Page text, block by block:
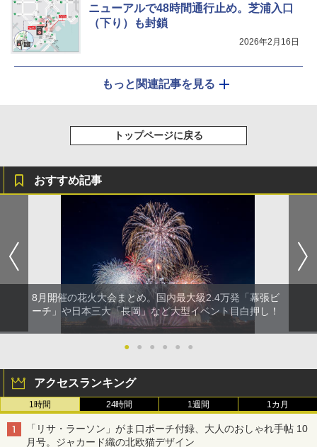
ニューアルで48時間通行止め。芝浦入口
（下り）も封鎖
2026年2月16日
もっと関連記事を見る
トップページに戻る
おすすめ記事
8月開催の花火大会まとめ。国内最大級2.4万発「幕張ビ
ーチ」や日本三大「長岡」など大型イベント目白押し！
● ● ● ● ● ●
アクセスランキング
1時間 24時間 1週間 1カ月
「リサ・ラーソン」がま口ポーチ付録、大人のおしゃれ手帖 10
月号。ジャカード織の北欧猫デザイン